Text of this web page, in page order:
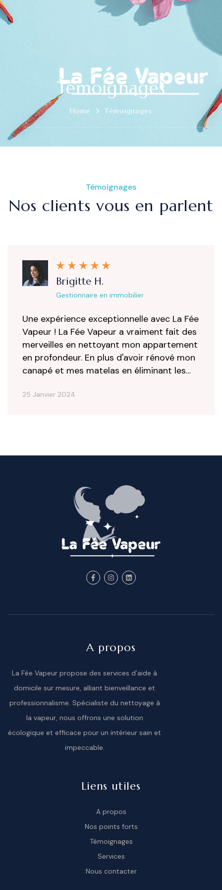
Témoignages
Home Témoignages
Nos clients vous en parlent
Témoignages
Brigitte H.
Gestionnaire en immobilier
Une expérience exceptionnelle avec La Fée
Vapeur ! La Fée Vapeur a vraiment fait des
merveilles en nettoyant mon appartement
en profondeur. En plus d'avoir rénové mon
canapé et mes matelas en éliminant les
chaque surface impeccablement propre et
nettoyage à la vapeur me soulagera. J'en
ressens déjà les bienfaits. Je recommande
25 Janvier 2024
A propos
La Fée Vapeur propose des services d’aide à
domicile sur mesure, alliant bienveillance et
professionnalisme. Spécialiste du nettoyage à
la vapeur, nous offrons une solution
écologique et efficace pour un intérieur sain et
impeccable.
Liens utiles
A propos
Nos points forts
Témoignages
Services
Nous contacter